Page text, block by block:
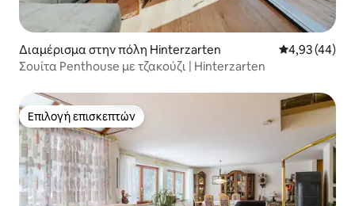
Διαμέρισμα στην πόλη Hinterzarten Μέση
4,93 (44)
Σουίτα Penthouse με τζακούζι | Hinterzarten
Επιλογή επισκεπτών
Επιλογή επισκεπτών